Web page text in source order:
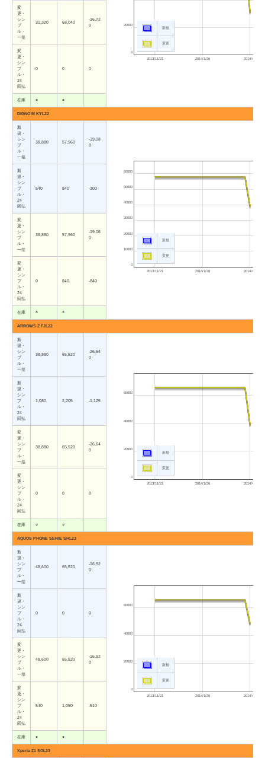
2013/11/21 2014/1/26 2014/4/3
0
20000
新規
変更
変
更・
シン
プ
ル・
一括
31,320 68,040
-36,72
0
変
更・
シン
プ
ル・
24
回払
0 0 0
在庫 ○ ○
DIGNO M KYL22
新
規・
シン
プ
ル・
一括
38,880 57,960
-19,08
0
2013/11/21 2014/1/26 2014/4/3
0
10000
20000
30000
40000
50000
60000
新規
変更
新
規・
シン
プ
ル・
24
回払
540 840 -300
変
更・
シン
プ
ル・
一括
38,880 57,960
-19,08
0
変
更・
シン
プ
ル・
24
回払
0 840 -840
在庫 ○ ○
ARROWS Z FJL22
新
規・
シン
プ
ル・
一括
38,880 65,520
-26,64
0
2013/11/21 2014/1/26 2014/4/3
0
20000
40000
60000
新規
変更
新
規・
シン
プ
ル・
24
回払
1,080 2,205 -1,125
変
更・
シン
プ
ル・
一括
38,880 65,520
-26,64
0
変
更・
シン
プ
ル・
24
回払
0 0 0
在庫 ○ ○
AQUOS PHONE SERIE SHL23
新
規・
シン
プ
ル・
一括
48,600 65,520
-16,92
0
2013/11/21 2014/1/26 2014/4/3
0
20000
40000
60000
新規
変更
新
規・
シン
プ
ル・
24
回払
0 0 0
変
更・
シン
プ
ル・
一括
48,600 65,520
-16,92
0
変
更・
シン
プ
ル・
24
回払
540 1,050 -510
在庫 ○ ○
Xperia Z1 SOL23